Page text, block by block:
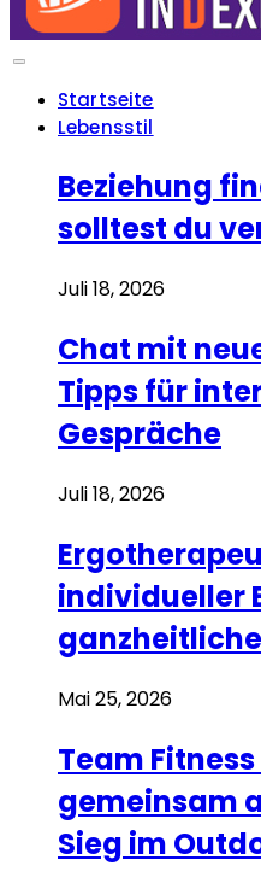
Startseite
Lebensstil
Beziehung
solltest du
Juli 18, 2026
Chat mit
Tipps für
Gespräche
Juli 18, 2026
individueller
Mai 25, 2026
Team
gemeinsam
Sieg im